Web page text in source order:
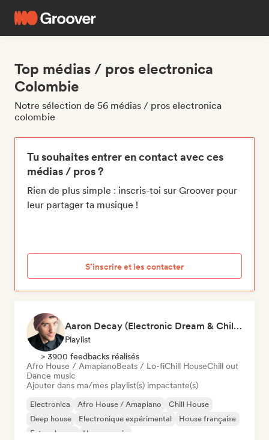
Top médias / pros electronica
Colombie
Notre sélection de 56 médias / pros electronica
colombie
Tu souhaites entrer en contact avec ces
médias / pros ?
Rien de plus simple : inscris-toi sur Groover pour
leur partager ta musique !
S’inscrire et les contacter
Aaron Decay (Electronic Dream & Chill Electronic Dream playlists)
Playlist
> 3900 feedbacks réalisés
Afro House / AmapianoBeats / Lo-fiChill HouseChill out
Dance music
Ajouter dans ma/mes playlist(s) impactante(s)
Electronica Afro House / Amapiano
Chill House
Deep house
Electronique expérimental
House française
Future house
House music